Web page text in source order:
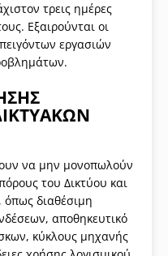
τρεις ημέρες
Εξαιρούνται οι
εργασιών
να μην μονοπωλούν
του Δικτύου και
διαθέσιμη
αποθηκευτικό
κύκλους μηχανής